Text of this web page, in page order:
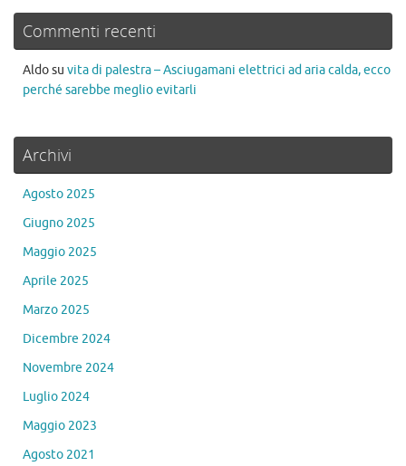
Commenti recenti
Aldosu vita di palestra – Asciugamani elettrici ad aria calda, ecco
perché sarebbe meglio evitarli
Archivi
Agosto 2025
Giugno 2025
Maggio 2025
Aprile 2025
Marzo 2025
Dicembre 2024
Novembre 2024
Luglio 2024
Maggio 2023
Agosto 2021